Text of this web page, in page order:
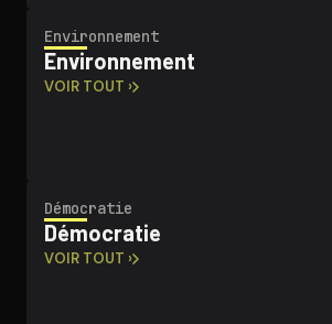
En­vi­ron­ne­ment
En­vi­ron­ne­ment
VOIR TOUT ›
Démocratie
Démocratie
VOIR TOUT ›